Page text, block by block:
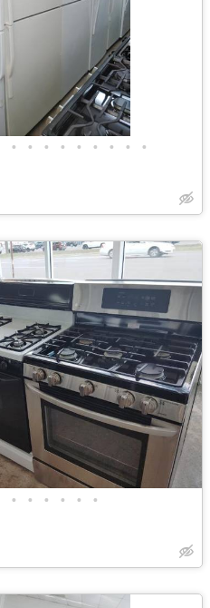
• • • • • • • • •
• • • • • •